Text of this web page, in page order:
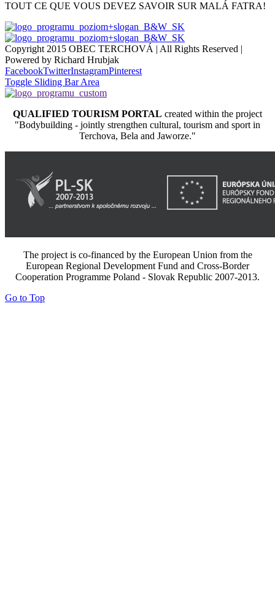
TOUT CE QUE VOUS DEVEZ SAVOIR SUR MALÁ FATRA!
Copyright 2015 OBEC TERCHOVÁ | All Rights Reserved |
Powered by Richard Hrubjak
FacebookTwitterInstagramPinterest
Toggle Sliding Bar Area
QUALIFIED TOURISM PORTAL created within the project
"Bodybuilding - jointly strengthen cultural, tourism and sport in
Terchova, Bela and Jaworze."
The project is co-financed by the European Union from the
European Regional Development Fund and Cross-Border
Cooperation Programme Poland - Slovak Republic 2007-2013.
Go to Top